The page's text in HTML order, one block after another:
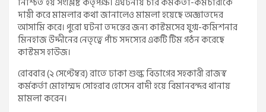
দায়ী করে মামলার কথা জানালেও মামলা হয়েছে অজ্ঞাতদের
আসামি করে। পুরো ঘটনা তদন্তের জন্য কাস্টমসের যুগ্ম-কমিশনার
মিনহাজ উদ্দীনের নেতৃত্বে পাঁচ সদস্যের একটি টিম গঠন করেছে
কাস্টমস হাউজ।
রোববার (২ সেপ্টেম্বর) রাতে ঢাকা শুল্ক বিভাগের সহকারী রাজস্ব
কর্মকর্তা মোহাম্মদ সোহরাব হোসেন বাদী হয়ে বিমানবন্দর থানায়
মামলা করেন।